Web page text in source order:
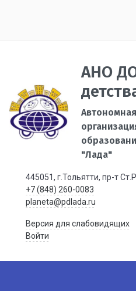
АНО
"Лада"
445051, г.Тольятти, пр-т
+7 (848) 260-0083
planeta@pdlada.ru
Версия для слабовидящих
Войти